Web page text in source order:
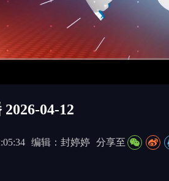
04-12
编辑：封婷婷 分享至